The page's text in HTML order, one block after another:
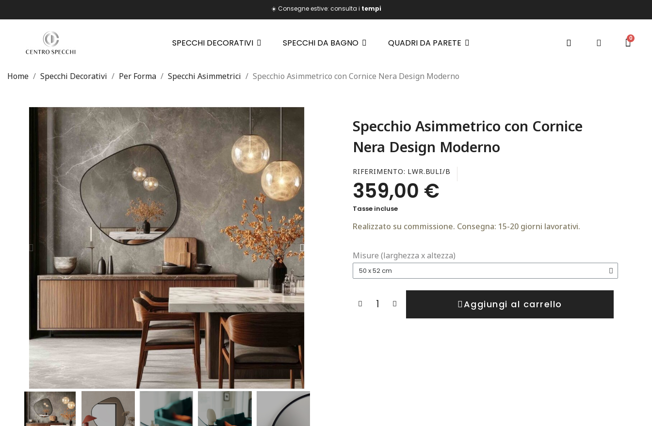
☀️ Consegne estive: consulta i tempi
SPECCHI DECORATIVI SPECCHI DA BAGNO QUADRI DA PARETE
Home Specchi Decorativi Per Forma Specchi Asimmetrici Specchio Asimmetrico con Cornice Nera Design Moderno
Specchio Asimmetrico con Cornice
Nera Design Moderno
RIFERIMENTO LWR.BULI/B
359,00 €
Tasse incluse
Realizzato su commissione. Consegna: 15-20 giorni lavorativi.
Misure (larghezza x altezza)
Aggiungi al carrello